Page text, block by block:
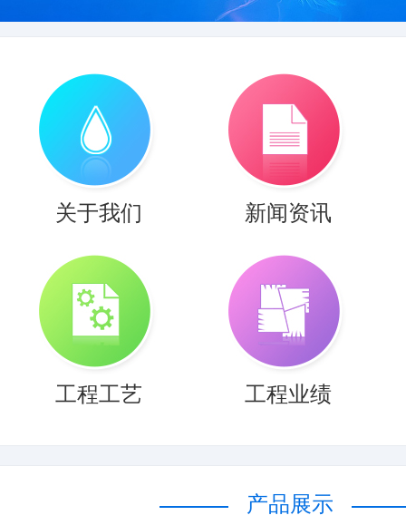
1 2
关于我们 新闻资讯
工程工艺 工程业绩
产品展示